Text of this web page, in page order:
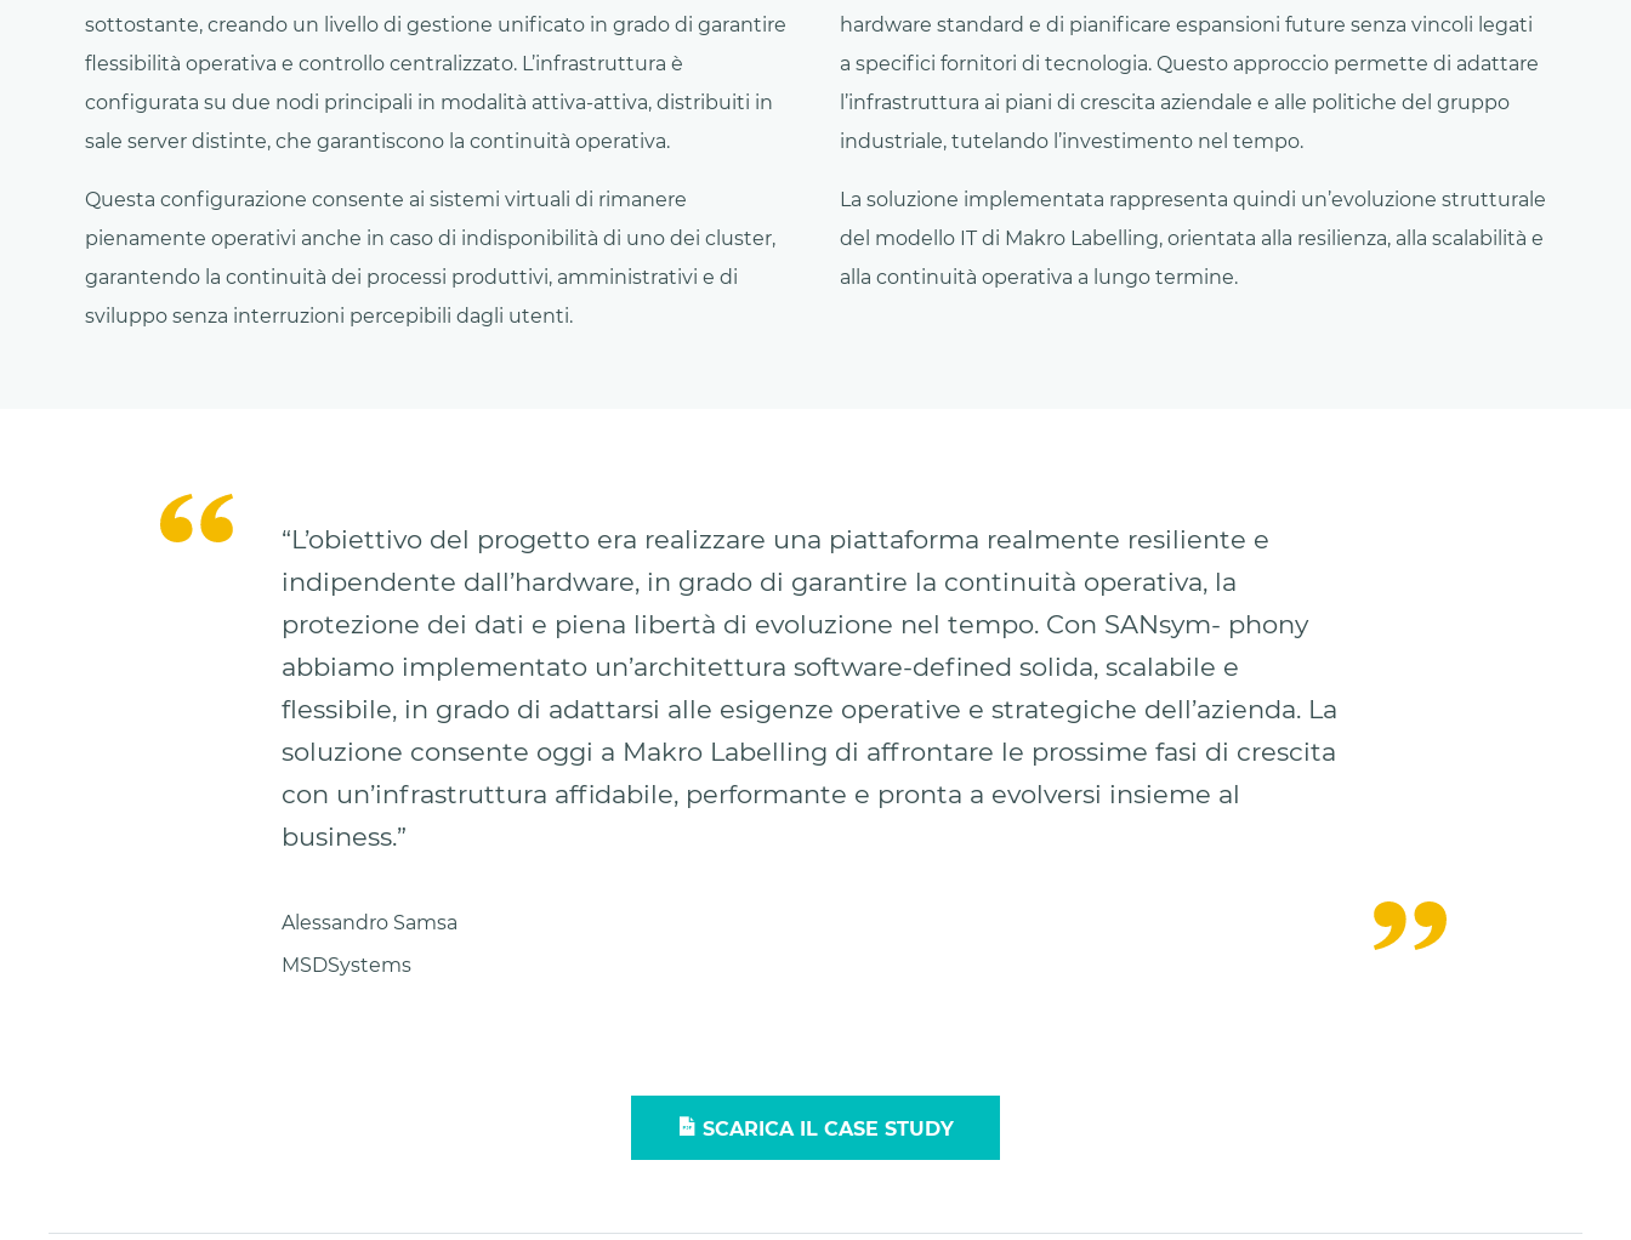
sottostante, creando un livello di gestione unificato in grado di garantire
flessibilità operativa e controllo centralizzato. L’infrastruttura è
configurata su due nodi principali in modalità attiva-attiva, distribuiti in
sale server distinte, che garantiscono la continuità operativa.
Questa configurazione consente ai sistemi virtuali di rimanere
pienamente operativi anche in caso di indisponibilità di uno dei cluster,
garantendo la continuità dei processi produttivi, amministrativi e di
sviluppo senza interruzioni percepibili dagli utenti.
hardware standard e di pianificare espansioni future senza vincoli legati
a specifici fornitori di tecnologia. Questo approccio permette di adattare
l’infrastruttura ai piani di crescita aziendale e alle politiche del gruppo
industriale, tutelando l’investimento nel tempo.
La soluzione implementata rappresenta quindi un’evoluzione strutturale
del modello IT di Makro Labelling, orientata alla resilienza, alla scalabilità e
alla continuità operativa a lungo termine.
“L’obiettivo del progetto era realizzare una piattaforma realmente resiliente e
indipendente dall’hardware, in grado di garantire la continuità operativa, la
protezione dei dati e piena libertà di evoluzione nel tempo. Con SANsym- phony
abbiamo implementato un’architettura software-defined solida, scalabile e
flessibile, in grado di adattarsi alle esigenze operative e strategiche dell’azienda. La
soluzione consente oggi a Makro Labelling di affrontare le prossime fasi di crescita
con un’infrastruttura affidabile, performante e pronta a evolversi insieme al
business.”
Alessandro Samsa
MSDSystems
SCARICA IL CASE STUDY